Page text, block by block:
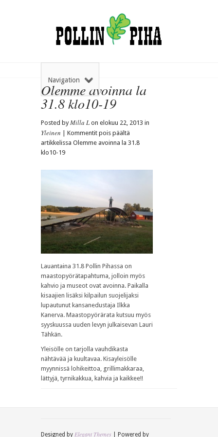
Navigation
Olemme avoinna la
31.8 klo10-19
Posted byMilla L on elokuu 22, 2013 in
Yleinen | Kommentit pois päältä
artikkelissa Olemme avoinna la 31.8
klo10-19
Lauantaina 31.8 Pollin Pihassa on
maastopyörätapahtuma, jolloin myös
kahvio ja museot ovat avoinna. Paikalla
kisaajien lisäksi kilpailun suojelijaksi
lupautunut kansanedustaja Ilkka
Kanerva. Maastopyörärata kutsuu myös
syyskuussa uuden levyn julkaisevan Lauri
Tähkän.
Yleisölle on tarjolla vauhdikasta
nähtävää ja kuultavaa. Kisayleisölle
myynnissä lohikeittoa, grillimakkaraa,
lättyjä, tyrnikakkua, kahvia ja kaikkee!!
Designed by Elegant Themes | Powered by